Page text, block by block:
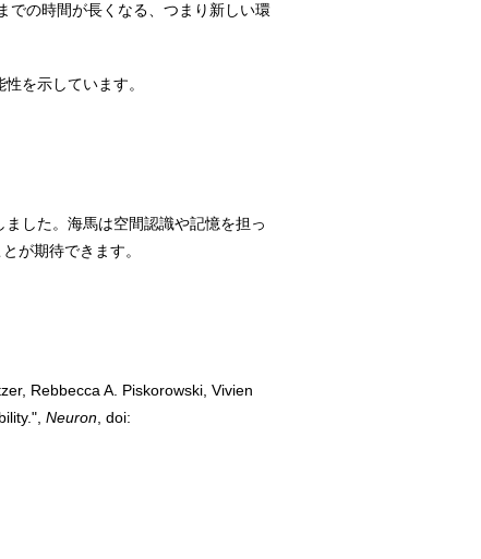
での時間が長くなる、つまり新しい環
を示しています。
した。海馬は空間認識や記憶を担っ
が期待できます。
Rebbecca A. Piskorowski, Vivien
Neuron , doi: